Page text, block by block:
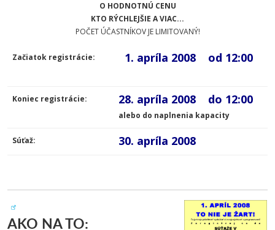
O HODNOTNÚ CENU
KTO RÝCHLEJŠIE A VIAC...
POČET ÚČASTNÍKOV JE LIMITOVANÝ!
Začiatok registrácie: 1. apríla 2008 od 12:00
Koniec registrácie: 28. apríla 2008 do 12:00
alebo do naplnenia kapacity
Súťaž: 30. apríla 2008
AKO NA TO: